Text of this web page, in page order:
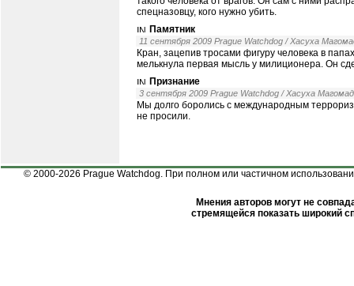
спецназовцу, кого нужно убить.
Памятник
11 сентября 2009 Prague Watchdog / Хасуха
Кран, зацепив тросами фигуру человека в
мелькнула первая мысль у милиционера. Он
Признание
3 сентября 2009 Prague Watchdog / Хасуха
Мы долго боролись с международным
не просили.
© 2000-2026 Prague Watchdog. При полном или частичном
Мнения авторов могут не
стремящейся показать широкий